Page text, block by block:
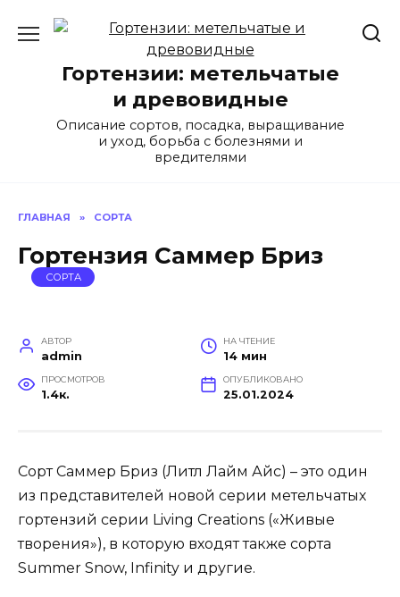
Гортензии: метельчатые
и древовидные
Описание сортов, посадка, выращивание
и уход, борьба с болезнями и
вредителями
ГЛАВНАЯ » СОРТА
Гортензия Саммер Бриз
СОРТА
АВТОР
admin
НА ЧТЕНИЕ
14 мин
ПРОСМОТРОВ
1.4к.
ОПУБЛИКОВАНО
25.01.2024
Сорт Саммер Бриз (Литл Лайм Айс) – это один
из представителей новой серии метельчатых
гортензий серии Living Creations («Живые
творения»), в которую входят также сорта
Summer Snow, Infinity и другие.